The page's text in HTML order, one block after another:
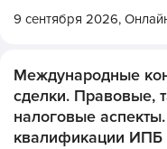
9 сентября 2026,
Международные
сделки. Правовые,
налоговые
квалификации ИПБ